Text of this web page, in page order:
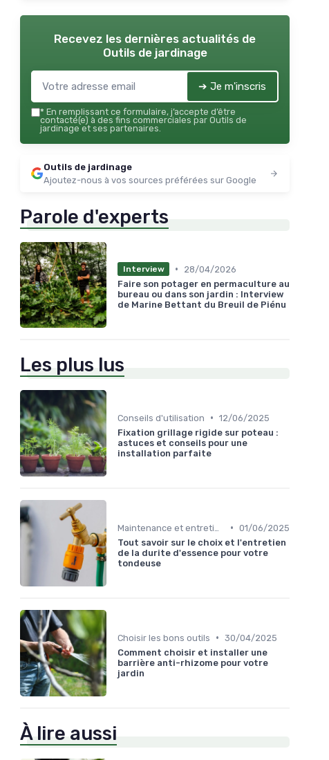
Recevez les dernières actualités de
Outils de jardinage
➔ Je m'inscris
* En remplissant ce formulaire, j’accepte d’être
contacté(e) à des fins commerciales par Outils de
jardinage et ses partenaires.
Outils de jardinage
Ajoutez-nous à vos sources préférées sur Google
Parole d'experts
Interview •
28/04/2026
Faire son potager en permaculture au
bureau ou dans son jardin : Interview
de Marine Bettant du Breuil de Piénu
Les plus lus
Conseils d'utilisation • 12/06/2025
Fixation grillage rigide sur poteau :
astuces et conseils pour une
installation parfaite
• 01/06/2025
Tout savoir sur le choix et l'entretien
de la durite d'essence pour votre
tondeuse
Choisir les bons outils • 30/04/2025
Comment choisir et installer une
barrière anti-rhizome pour votre
jardin
À lire aussi